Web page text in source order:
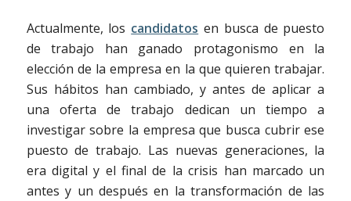
Actualmente, los candidatos en busca de puesto
de trabajo han ganado protagonismo en la
elección de la empresa en la que quieren trabajar.
Sus hábitos han cambiado, y antes de aplicar a
una oferta de trabajo dedican un tiempo a
investigar sobre la empresa que busca cubrir ese
puesto de trabajo. Las nuevas generaciones, la
era digital y el final de la crisis han marcado un
antes y un después en la transformación de las